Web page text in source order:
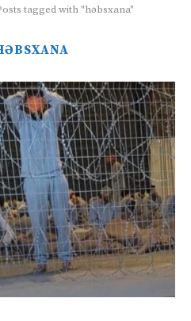
tagged with "həbsxana"